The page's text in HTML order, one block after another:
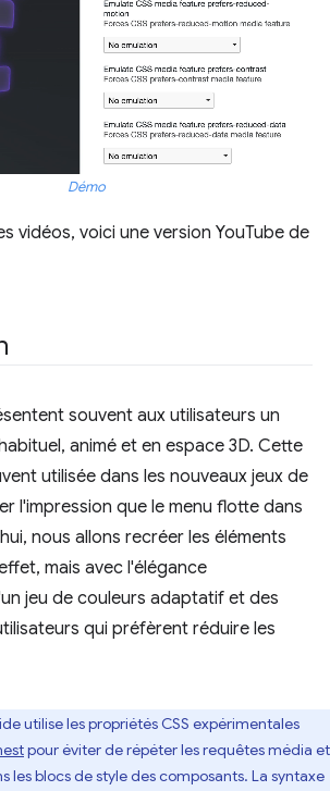
Démo
vidéos, voici une version YouTube de
souvent aux utilisateurs un
animé et en espace 3D. Cette
utilisée dans les nouveaux jeux de
l'impression que le menu flotte dans
nous allons recréer les éléments
mais avec l'élégance
jeu de couleurs adaptatif et des
qui préfèrent réduire les
utilise les propriétés CSS expérimentales
pour éviter de répéter les requêtes média et
les blocs de style des composants. La syntaxe